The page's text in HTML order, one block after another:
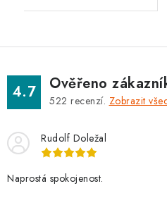
4.7 Ověřeno
522 recenzí. Zobrazit
Rudolf Doležal
Naprostá spokojenost.